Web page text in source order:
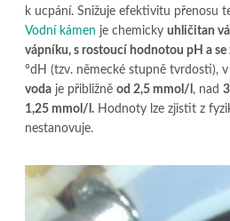
k ucpání. Snižuje efektivitu přenosu
Vodní kámen je chemicky uhličitan
vápníku, s rostoucí hodnotou pH a
°dH (tzv. německé stupně tvrdosti),
voda je přibližně od 2,5 mmol/l , nad
1,25 mmol/l. Hodnoty lze zjistit z
nestanovuje.